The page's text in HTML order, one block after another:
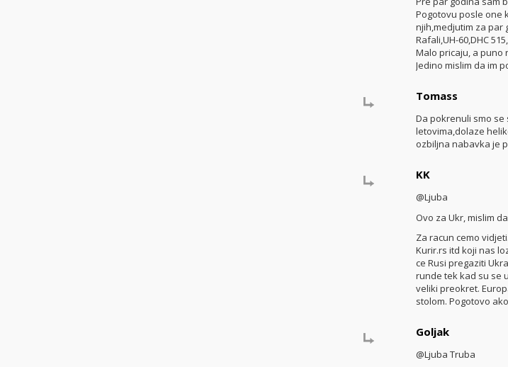
Pogotovu posle one
njih,medjutim za par
Rafali,UH-60,DHC
Malo pricaju, a puno
Jedino mislim da im
Tomass
Da pokrenuli smo
letovima,dolaze
ozbiljna nabavka je
KK
@Ljuba
Ovo za Ukr, mislim
Za racun cemo
Kurir.rs itd koji nas
ce Rusi pregaziti
runde tek kad su se
veliki preokret.
stolom. Pogotovo
Goljak
@Ljuba Truba